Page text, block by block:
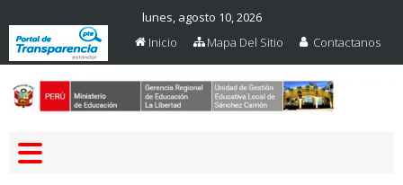
lunes, agosto 10, 2026
Inicio
Mapa Del Sitio Contactanos